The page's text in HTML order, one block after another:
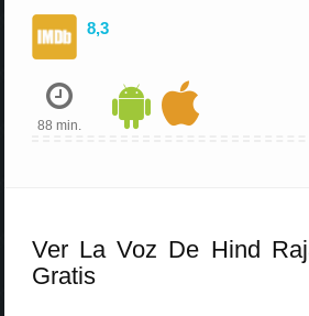
8,3
88 min.
Ver La Voz De Hind
Gratis